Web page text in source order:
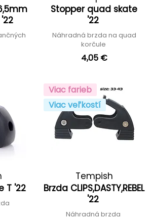
Stopper quad skate
'22
Náhradná brzda na quad
korčule
4,05 €
T '22
Viac farieb
Viac veľkostí
Tempish
Brzda CLIPS,DASTY,REBEL
'22
Náhradná brzda